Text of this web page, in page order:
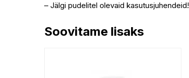
– Jälgi pudelitel olevaid kasutusjuhendeid!
Soovitame lisaks